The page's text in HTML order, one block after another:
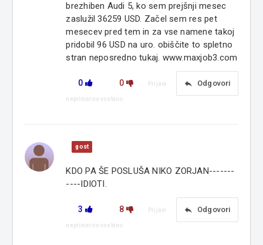
brezhiben Audi 5, ko sem prejšnji mesec
zaslužil 36259 USD. Začel sem res pet
mesecev pred tem in za vse namene takoj
pridobil 96 USD na uro. obiščite to spletno
stran neposredno tukaj. www.maxjob3.com
0 0 reply Odgovori
Prijavi
neprimerno vsebino
gost
KDO PA ŠE POSLUŠA NIKO ZORJAN-------
----IDIOTI.
3 8 reply Odgovori
Prijavi
neprimerno vsebino